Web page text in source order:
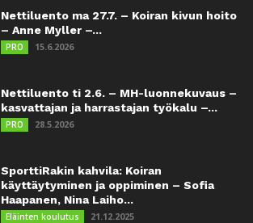
Nettiluento ma 27.7. – Koiran kivun hoito
– Anne Myller –...
PRO 15.6.2026
Nettiluento ti 2.6. – MH-luonnekuvaus –
kasvattajan ja harrastajan työkalu –...
PRO 28.5.2026
SporttiRakin kahvila: Koiran
käyttäytyminen ja oppiminen – Sofia
Haapanen, Nina Laiho...
Eläinten koulutus 21.12.2025